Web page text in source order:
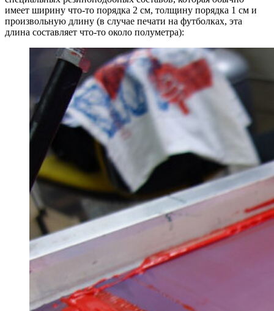
имеет ширину что-то порядка 2 см, толщину порядка 1 см и
произвольную длину (в случае печати на футболках, эта
длина составляет что-то около полуметра):